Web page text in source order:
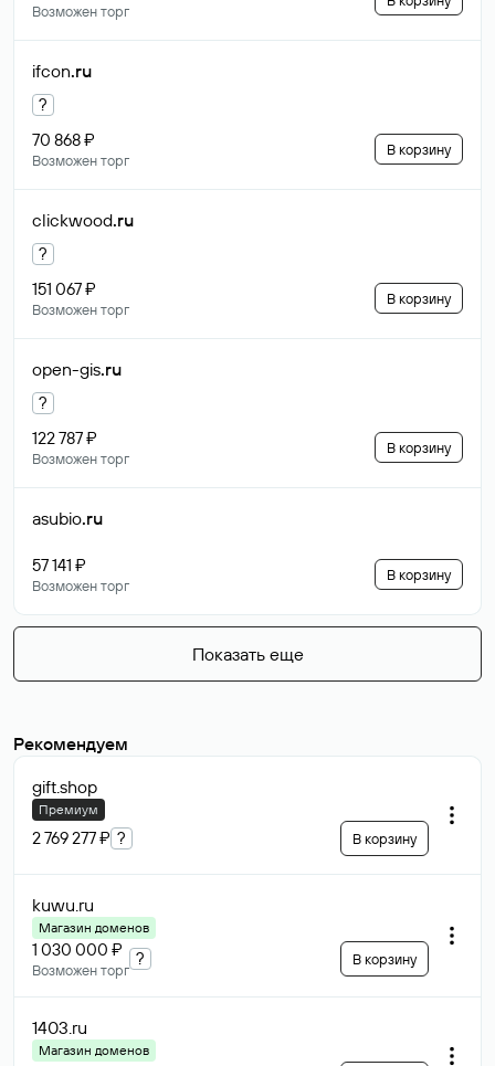
Возможен торг
ifcon.ru
?
70 868 ₽
Возможен торг
В корзину
clickwood.ru
?
151 067 ₽
Возможен торг
В корзину
open-gis.ru
?
122 787 ₽
Возможен торг
В корзину
asubio.ru
57 141 ₽
Возможен торг
В корзину
Показать еще
Рекомендуем
gift.shop
Премиум
2 769 277 ₽ ? В корзину
kuwu.ru
Магазин доменов
1 030 000 ₽
Возможен торг
? В корзину
1403.ru
Магазин доменов